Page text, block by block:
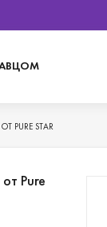
STAR
Pure